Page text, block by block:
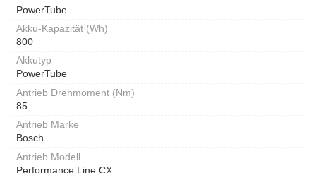
PowerTube
Akku-Kapazität (Wh)
800
Akkutyp
PowerTube
Antrieb Drehmoment (Nm)
85
Antrieb Marke
Bosch
Antrieb Modell
Performance Line CX